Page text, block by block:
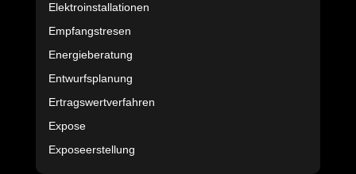
Elektroinstallationen
Empfangstresen
Energieberatung
Entwurfsplanung
Ertragswertverfahren
Expose
Exposeerstellung